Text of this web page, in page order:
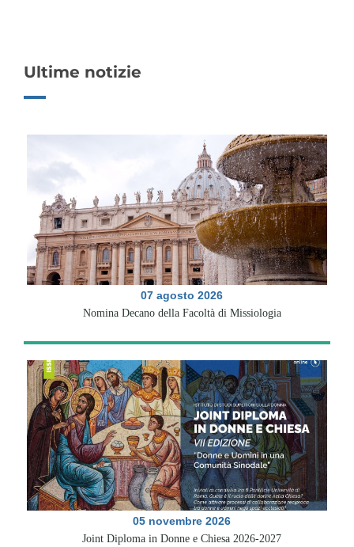
Ultime notizie
07 agosto 2026
Nomina Decano della Facoltà di Missiologia
05 novembre 2026
Joint Diploma in Donne e Chiesa 2026-2027